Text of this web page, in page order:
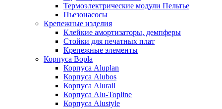
Термоэлектрические модули Пельтье
Пьезонасосы
Крепежные изделия
Клейкие амортизаторы, демпферы
Стойки для печатных плат
Крепежные элементы
Корпуса Bopla
Корпуса Aluplan
Корпуса Alubos
Корпуса Alurail
Корпуса Alu-Topline
Корпуса Alustyle